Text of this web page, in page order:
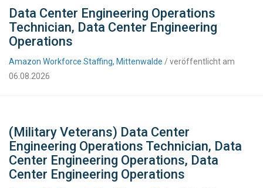
Data Center Engineering Operations
Technician, Data Center Engineering
Operations
Amazon Workforce Staffing, Mittenwalde / veröffentlicht am
06.08.2026
(Military Veterans) Data Center
Engineering Operations Technician, Data
Center Engineering Operations, Data
Center Engineering Operations